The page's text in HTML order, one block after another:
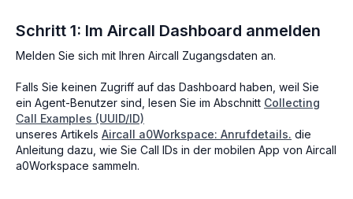
Schritt 1: Im Aircall Dashboard anmelden
Melden Sie sich mit Ihren Aircall Zugangsdaten an.
Falls Sie keinen Zugriff auf das Dashboard haben, weil Sie
ein Agent-Benutzer sind, lesen Sie im Abschnitt Collecting
Call Examples (UUID/ID)
unseres Artikels Aircall a0Workspace: Anrufdetails. die
Anleitung dazu, wie Sie Call IDs in der mobilen App von Aircall
a0Workspace sammeln.